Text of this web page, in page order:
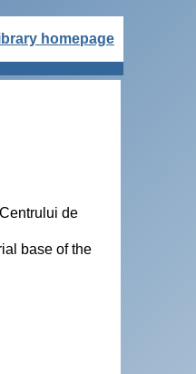
homepage
de
base of the